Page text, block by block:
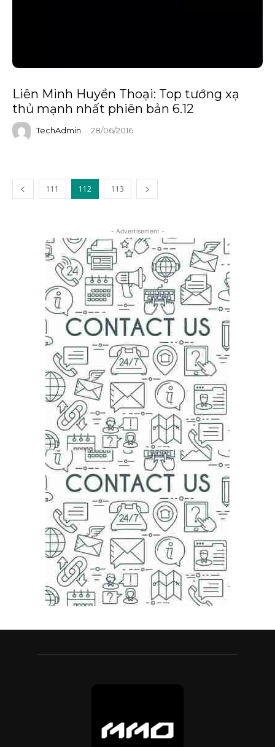
Liên Minh Huyền Thoại: Top tướng xạ
thủ mạnh nhất phiên bản 6.12
TechAdmin - 28/06/2016
111 112 113
- Advertisement -